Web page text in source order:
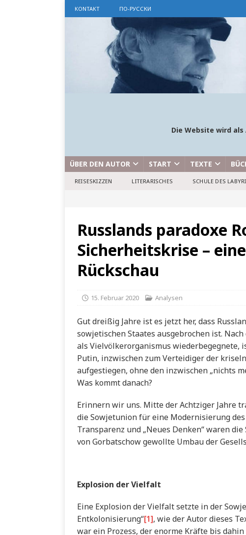
KONTAKT ПО-РУССКИ
Die Website wird
ÜBER DEN AUTOR START TEXTE
REISESKIZZEN LITERARISCHES SCHULE DES
Russlands paradoxe
Sicherheitskrise –
Rückschau
15. Februar 2020 Analysen
Gut dreißig Jahre ist es jetzt her, dass
sowjetischen Staates ausgebrochen ist.
als Vielvölkerorganismus wiederbegegnete,
Putin, inzwischen zum Verteidiger der
aufgestiegen, ohne den inzwischen „nichts
Was kommt danach?
Erinnern wir uns. Mitte der Achtziger Jahre
die Sowjetunion für eine Modernisierung des
Transparenz und „Neues Denken“ waren
von Gorbatschow gewollte Umbau der
Explosion der Vielfalt
Eine Explosion der Vielfalt setzte in der
Entkolonisierung“[1], wie der Autor dieses
war ein Prozess, der enorme Kräfte bis